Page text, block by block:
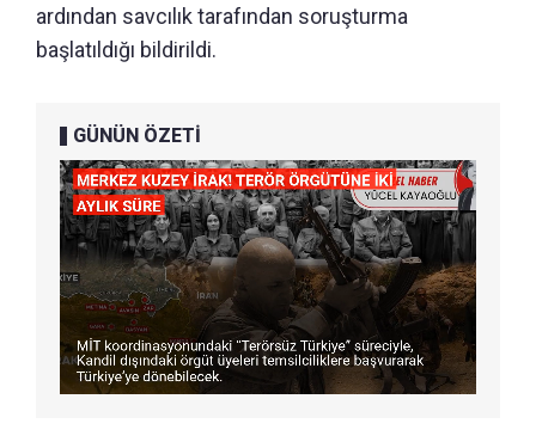
ardından savcılık tarafından soruşturma
başlatıldığı bildirildi.
GÜNÜN ÖZETİ